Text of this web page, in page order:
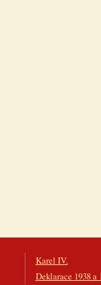
Karel IV.
Deklarace 1938 a